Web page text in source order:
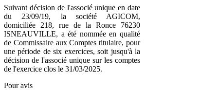
Suivant décision de l'associé unique en date
du 23/09/19, la société AGICOM,
domiciliée 218, rue de la Ronce 76230
ISNEAUVILLE, a été nommée en qualité
de Commissaire aux Comptes titulaire, pour
une période de six exercices, soit jusqu'à la
décision de l'associé unique sur les comptes
de l'exercice clos le 31/03/2025.
Pour avis